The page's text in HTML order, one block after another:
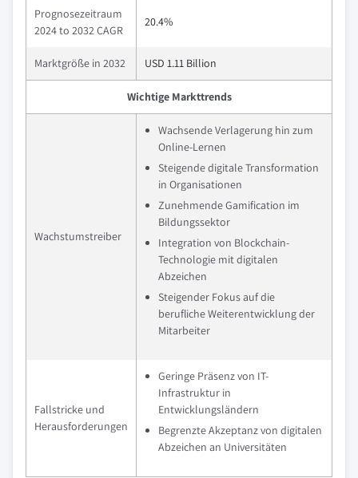
Prognosezeitraum
2024 to 2032 CAGR
20.4%
Marktgröße in 2032 USD 1.11 Billion
Wichtige Markttrends
Wachstumstreiber
Wachsende Verlagerung hin zum
Online-Lernen
Steigende digitale Transformation
in Organisationen
Zunehmende Gamification im
Bildungssektor
Integration von Blockchain-
Technologie mit digitalen
Abzeichen
Steigender Fokus auf die
berufliche Weiterentwicklung der
Mitarbeiter
Fallstricke und
Herausforderungen
Geringe Präsenz von IT-
Infrastruktur in
Entwicklungsländern
Begrenzte Akzeptanz von digitalen
Abzeichen an Universitäten